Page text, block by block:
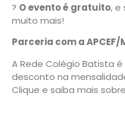
? O evento é gratuito, e
muito mais!
Parceria com a APCEF/
A Rede Colégio Batista
desconto na
Clique e saiba mais